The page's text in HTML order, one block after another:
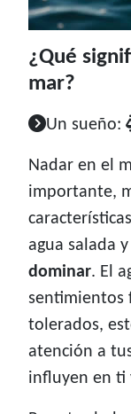
¿Qué
mar?
Un sueño:
Nadar en el
importante,
agua salada y
dominar. El
sentimientos
tolerados,
atención a
influyen en ti